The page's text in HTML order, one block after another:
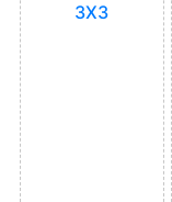
3Х3